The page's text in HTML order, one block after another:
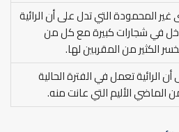
المحمودة التي تدل على أن الرائية
في شجارات كبيرة مع كل من
الكثير من المقربين لها.
أن الرائية تعمل في الفترة الحالية
الماضي الأليم التي عانت منه.